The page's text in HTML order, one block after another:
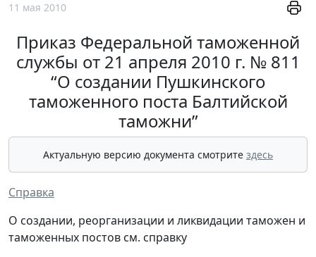
11 мая 2010
Приказ Федеральной таможенной
службы от 21 апреля 2010 г. № 811
“О создании Пушкинского
таможенного поста Балтийской
таможни”
Актуальную версию документа смотрите здесь
Справка
О создании, реорганизации и ликвидации таможен и
таможенных постов см. справку